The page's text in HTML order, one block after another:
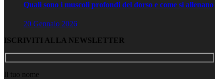
Quali sono i muscoli profondi del dorso e come si allenano
20 Gennaio 2026
ISCRIVITI ALLA NEWSLETTER
Il tuo nome